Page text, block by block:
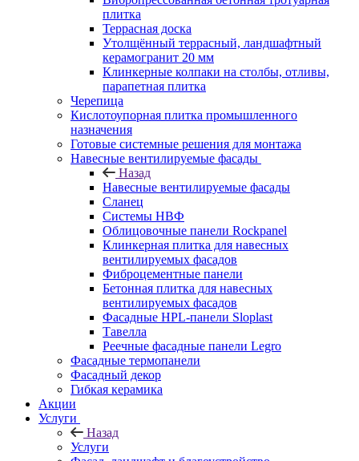
плитка
Террасная доска
Утолщённый террасный, ландшафтный
керамогранит 20 мм
Клинкерные колпаки на столбы, отливы,
парапетная плитка
Черепица
Кислотоупорная плитка промышленного
назначения
Готовые системные решения для монтажа
Навесные вентилируемые фасады
Назад
Навесные вентилируемые фасады
Сланец
Системы НВФ
Облицовочные панели Rockpanel
Клинкерная плитка для навесных
вентилируемых фасадов
Фиброцементные панели
Бетонная плитка для навесных
вентилируемых фасадов
Фасадные HPL-панели Sloplast
Тавелла
Реечные фасадные панели Legro
Фасадные термопанели
Фасадный декор
Гибкая керамика
Акции
Услуги
Назад
Услуги